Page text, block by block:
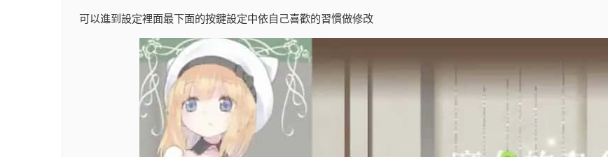
可以進到設定裡面最下面的按鍵設定中依自己喜歡的習慣做修改